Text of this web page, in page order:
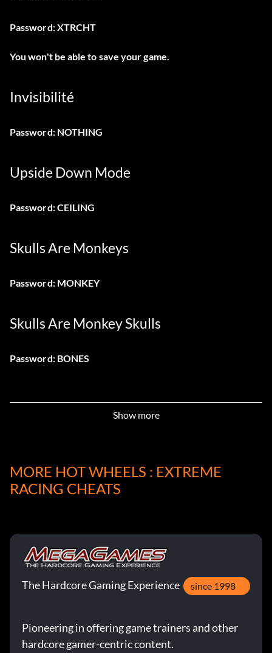
Password: XTRCHT
You won't be able to save your game.
Invisibilité
Password: NOTHING
Upside Down Mode
Password: CEILING
Skulls Are Monkeys
Password: MONKEY
Skulls Are Monkey Skulls
Password: BONES
Show more
MORE HOT WHEELS : EXTREME
RACING CHEATS
The Hardcore Gaming Experience since 1998
Pioneering in offering game trainers and other
hardcore gamer-centric content.